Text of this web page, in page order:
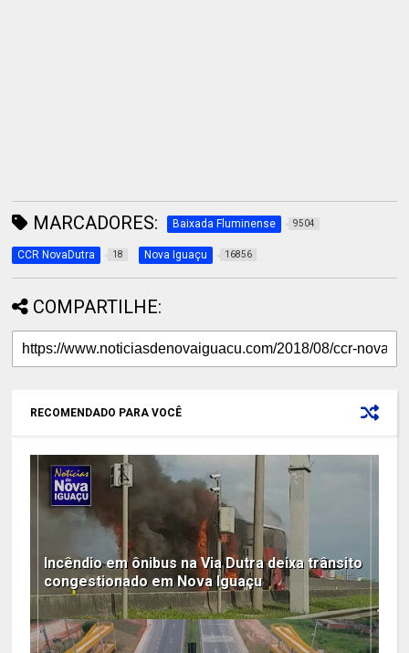
MARCADORES: Baixada Fluminense 9504
CCR NovaDutra 18 Nova Iguaçu 16856
COMPARTILHE:
RECOMENDADO PARA VOCÊ
Incêndio em ônibus na Via Dutra deixa trânsito
congestionado em Nova Iguaçu